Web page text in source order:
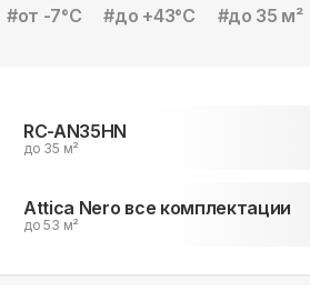
#от -7°С #до +43°С #до 35 м²
RC-AN35HN
до 35 м²
Attica Nero все комплектации
до 53 м²